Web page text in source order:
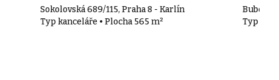
Sokolovská 689/115, Praha 8 - Karlín
Typ kanceláře • Plocha 565 m²
Typ